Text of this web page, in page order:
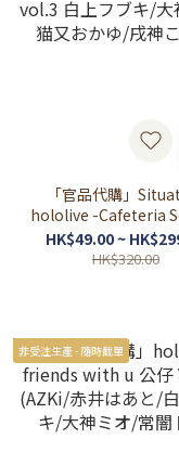
「官品代購」
hololive -Cafeteria
vol.3 白上フブキ/大
猫又おかゆ/戌神こ
HK$49.00 ~
HK$320.00
非受注生產 - 隨時截單